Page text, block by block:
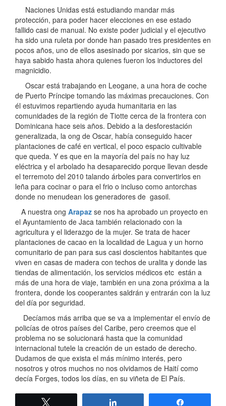
Naciones Unidas está estudiando mandar más
protección, para poder hacer elecciones en ese estado
fallido casi de manual. No existe poder judicial y el ejecutivo
ha sido una ruleta por donde han pasado tres presidentes en
pocos años, uno de ellos asesinado por sicarios, sin que se
haya sabido hasta ahora quienes fueron los inductores del
magnicidio.
Oscar está trabajando en Leogane, a una hora de coche
de Puerto Príncipe tomando las máximas precauciones. Con
él estuvimos repartiendo ayuda humanitaria en las
comunidades de la región de Tiotte cerca de la frontera con
Dominicana hace seis años. Debido a la desforestación
generalizada, la ong de Oscar, había conseguido hacer
plantaciones de café en vertical, el poco espacio cultivable
que queda. Y es que en la mayoría del país no hay luz
eléctrica y el arbolado ha desaparecido porque llevan desde
el terremoto del 2010 talando árboles para convertirlos en
leña para cocinar o para el frio o incluso como antorchas
donde no menudean los generadores de gasoil.
A nuestra ong Arapaz se nos ha aprobado un proyecto en
el Ayuntamiento de Jaca también relacionado con la
agricultura y el liderazgo de la mujer. Se trata de hacer
plantaciones de cacao en la localidad de Lagua y un horno
comunitario de pan para sus casi doscientos habitantes que
viven en casas de madera con techos de uralita y donde las
tiendas de alimentación, los servicios médicos etc están a
más de una hora de viaje, también en una zona próxima a la
frontera, donde los cooperantes saldrán y entrarán con la luz
del día por seguridad.
Decíamos más arriba que se va a implementar el envío de
policías de otros países del Caribe, pero creemos que el
problema no se solucionará hasta que la comunidad
internacional tutele la creación de un estado de derecho.
Dudamos de que exista el más mínimo interés, pero
nosotros y otros muchos no nos olvidamos de Haití como
decía Forges, todos los días, en su viñeta de El País.